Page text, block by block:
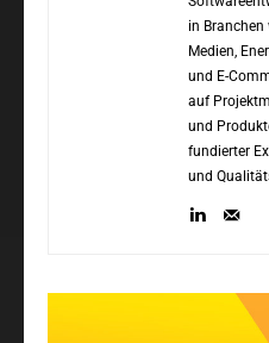
in
Medien,
und E-
auf
und
fundierter
und